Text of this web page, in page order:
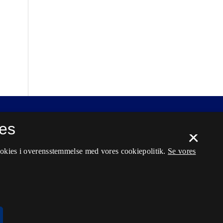
×
i overensstemmelse med vores cookiepolitik. Se vores